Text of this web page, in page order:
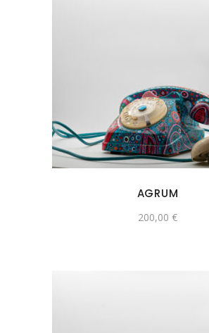
AGRUM
200,00 €